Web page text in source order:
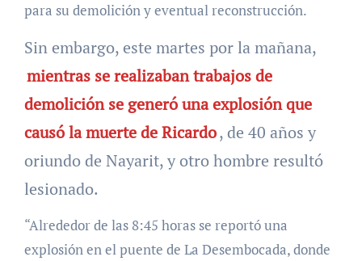
para su demolición y eventual reconstrucción.
Sin embargo, este martes por la mañana,
mientras se realizaban trabajos de
demolición se generó una explosión que
causó la muerte de Ricardo, de 40 años y
oriundo de Nayarit, y otro hombre resultó
lesionado.
“Alrededor de las 8:45 horas se reportó una
explosión en el puente de La Desembocada, donde